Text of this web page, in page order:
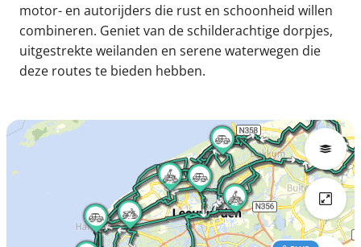
motor- en autorijders die rust en schoonheid willen
combineren. Geniet van de schilderachtige dorpjes,
uitgestrekte weilanden en serene waterwegen die
deze routes te bieden hebben.